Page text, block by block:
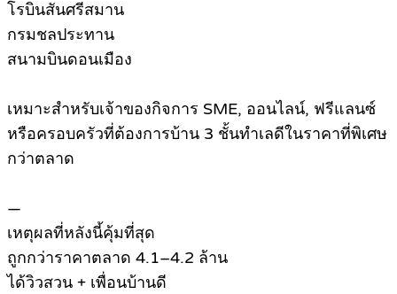
โรบินสันศรีสมาน
กรมชลประทาน
สนามบินดอนเมือง
เหมาะสำหรับเจ้าของกิจการ SME, ออนไลน์, ฟรีแลนซ์
หรือครอบครัวที่ต้องการบ้าน 3 ชั้นทำเลดีในราคาที่พิเศษ
กว่าตลาด
—
เหตุผลที่หลังนี้คุ้มที่สุด
ถูกกว่าราคาตลาด 4.1–4.2 ล้าน
ได้วิวสวน + เพื่อนบ้านดี